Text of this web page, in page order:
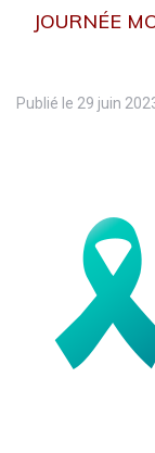
JOURNÉE
Publié le 29 juin